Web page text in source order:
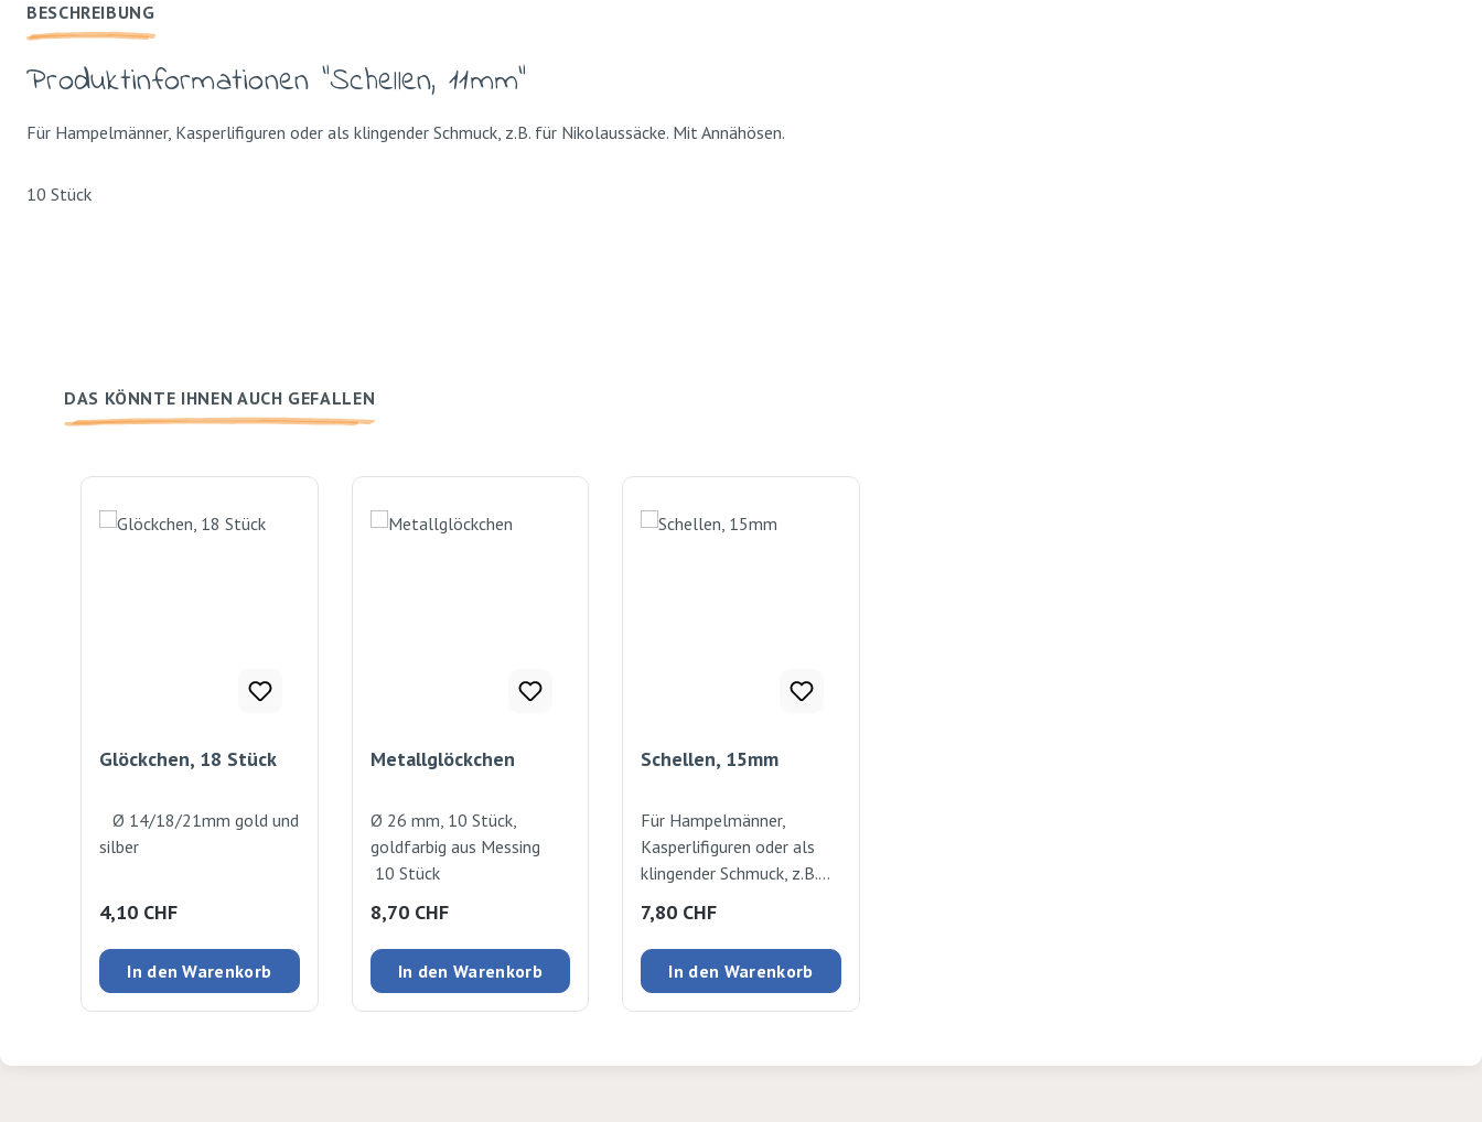
BESCHREIBUNG
Produktinformationen "Schellen, 11mm"
Für Hampelmänner, Kasperlifiguren oder als klingender Schmuck, z.B. für Nikolaussäcke. Mit Annähösen.
10 Stück
DAS KÖNNTE IHNEN AUCH GEFALLEN
Glöckchen, 18 Stück
Ø 14/18/21mm gold und
silber
Regulärer Preis:
4,10 CHF
In den Warenkorb
Metallglöckchen
Ø 26 mm, 10 Stück,
goldfarbig aus Messing
10 Stück
Regulärer Preis:
8,70 CHF
In den Warenkorb
Schellen, 15mm
Für Hampelmänner,
Kasperlifiguren oder als
klingender Schmuck, z.B.
Annähösen. 8 Stück
Regulärer Preis:
7,80 CHF
In den Warenkorb